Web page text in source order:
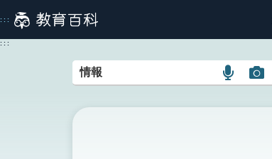
到
主
:::
:::
語
搜
圖
搜